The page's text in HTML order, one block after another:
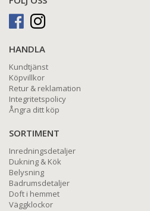
HANDLA
Kundtjänst
Köpvillkor
Retur & reklamation
Integritetspolicy
Ångra ditt köp
SORTIMENT
Inredningsdetaljer
Dukning & Kök
Belysning
Badrumsdetaljer
Doft i hemmet
Väggklockor